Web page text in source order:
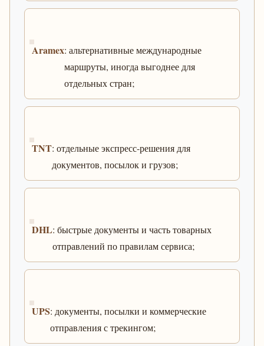
Aramex: альтернативные международные
маршруты, иногда выгоднее для
отдельных стран;
TNT: отдельные экспресс-решения для
документов, посылок и грузов;
DHL: быстрые документы и часть товарных
отправлений по правилам сервиса;
UPS: документы, посылки и коммерческие
отправления с трекингом;